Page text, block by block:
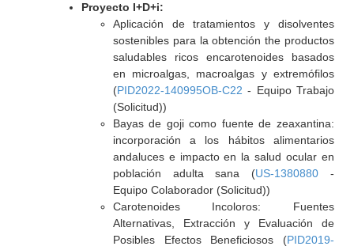
Proyecto I+D+i:
Aplicación de tratamientos y disolventes
sostenibles para la obtención the productos
saludables ricos encarotenoides basados
en microalgas, macroalgas y extremófilos
(PID2022-140995OB-C22 - Equipo Trabajo
(Solicitud))
Bayas de goji como fuente de zeaxantina:
incorporación a los hábitos alimentarios
andaluces e impacto en la salud ocular en
población adulta sana (US-1380880 -
Equipo Colaborador (Solicitud))
Carotenoides Incoloros: Fuentes
Alternativas, Extracción y Evaluación de
Posibles Efectos Beneficiosos (PID2019-